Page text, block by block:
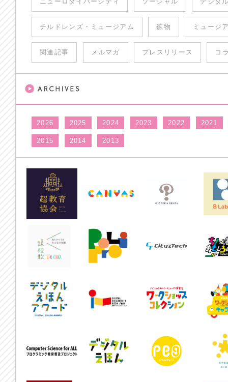
チルドレンズ・ミュージアム 鉱物 ミュージ
関連記事 メルマガ プレスリリース コ
2026 2025 2024 2023 2022 2021
2015 2014 2013